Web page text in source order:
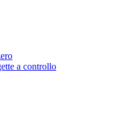
a controllo